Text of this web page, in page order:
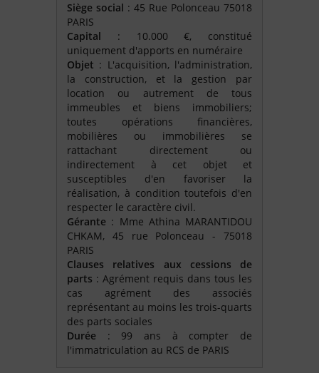
Siège social : 45 Rue Polonceau 75018
PARIS
Capital : 10.000 €, constitué
uniquement d'apports en numéraire
Objet : L'acquisition, l'administration,
la construction, et la gestion par
location ou autrement de tous
immeubles et biens immobiliers;
toutes opérations financières,
mobilières ou immobilières se
rattachant directement ou
indirectement à cet objet et
susceptibles d'en favoriser la
réalisation, à condition toutefois d'en
respecter le caractère civil.
Gérante : Mme Athina MARANTIDOU
CHKAM, 45 rue Polonceau - 75018
PARIS
Clauses relatives aux cessions de
parts : Agrément requis dans tous les
cas agrément des associés
représentant au moins les trois-quarts
des parts sociales
Durée : 99 ans à compter de
l'immatriculation au RCS de PARIS